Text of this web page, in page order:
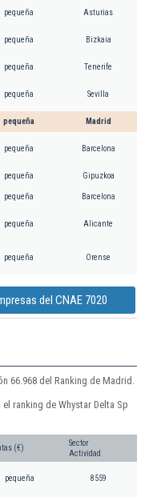
pequeña Asturias
pequeña Bizkaia
pequeña Tenerife
pequeña Sevilla
pequeña Madrid
pequeña Barcelona
pequeña Gipuzkoa
pequeña Barcelona
pequeña Alicante
pequeña Orense
del CNAE 7020
66.968 del Ranking de Madrid.
ranking de Whystar Delta Sp
(€)
Sector
Actividad
pequeña 8559